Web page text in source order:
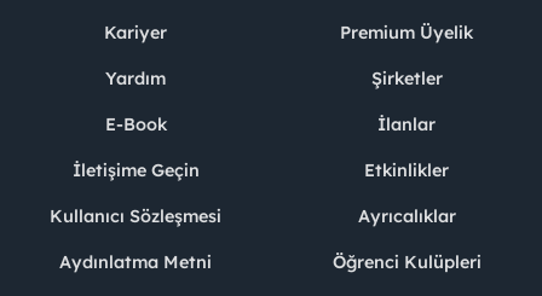
Kariyer
Yardım
E-Book
İletişime Geçin
Kullanıcı Sözleşmesi
Aydınlatma Metni
Premium Üyelik
Şirketler
İlanlar
Etkinlikler
Ayrıcalıklar
Öğrenci Kulüpleri